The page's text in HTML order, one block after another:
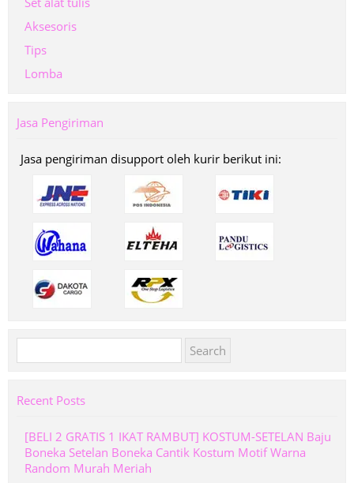
Aksesoris
Tips
Lomba
Jasa Pengiriman
Jasa pengiriman disupport oleh kurir berikut ini:
for:
Recent Posts
[BELI 2 GRATIS 1 IKAT RAMBUT] KOSTUM-SETELAN Baju
Boneka Setelan Boneka Cantik Kostum Motif Warna
Random Murah Meriah